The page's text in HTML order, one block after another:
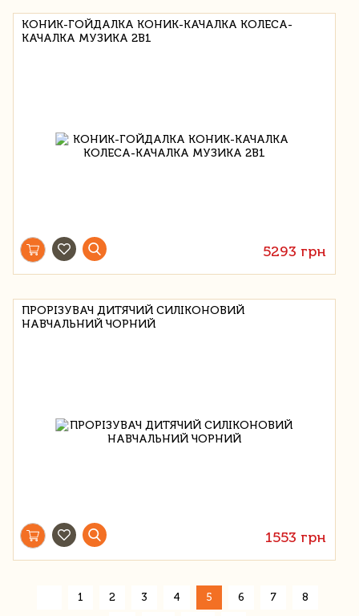
КОНИК-ГОЙДАЛКА КОНИК-КАЧАЛКА КОЛЕСА-
КАЧАЛКА МУЗИКА 2В1
5293 грн
ПРОРІЗУВАЧ ДИТЯЧИЙ СИЛІКОНОВИЙ
НАВЧАЛЬНИЙ ЧОРНИЙ
1553 грн
1 2 3 4 5 6 7 8